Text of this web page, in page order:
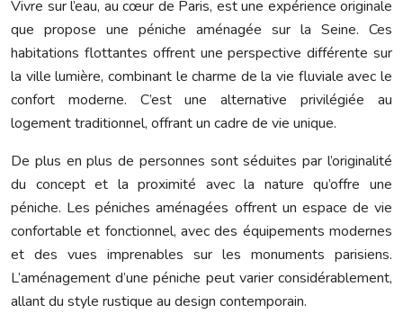
Vivre sur l’eau, au cœur de Paris, est une expérience originale
que propose une péniche aménagée sur la Seine. Ces
habitations flottantes offrent une perspective différente sur
la ville lumière, combinant le charme de la vie fluviale avec le
confort moderne. C’est une alternative privilégiée au
logement traditionnel, offrant un cadre de vie unique.
De plus en plus de personnes sont séduites par l’originalité
du concept et la proximité avec la nature qu’offre une
péniche. Les péniches aménagées offrent un espace de vie
confortable et fonctionnel, avec des équipements modernes
et des vues imprenables sur les monuments parisiens.
L’aménagement d’une péniche peut varier considérablement,
allant du style rustique au design contemporain.